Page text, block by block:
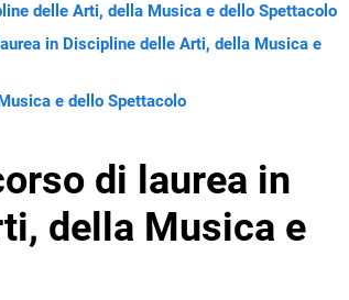
delle Arti, della Musica e dello Spettacolo
in Discipline delle Arti, della Musica e
e dello Spettacolo
di laurea in
della Musica e